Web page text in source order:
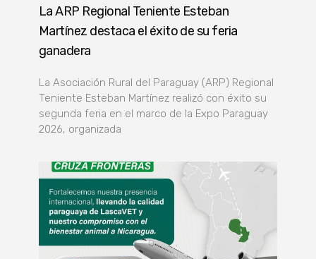
La ARP Regional Teniente Esteban
Martínez destaca el éxito de su feria
ganadera
La Asociación Rural del Paraguay (ARP) Regional
Teniente Esteban Martínez realizó con éxito su
segunda feria en el marco de la Expo Paraguay
2026, organizada